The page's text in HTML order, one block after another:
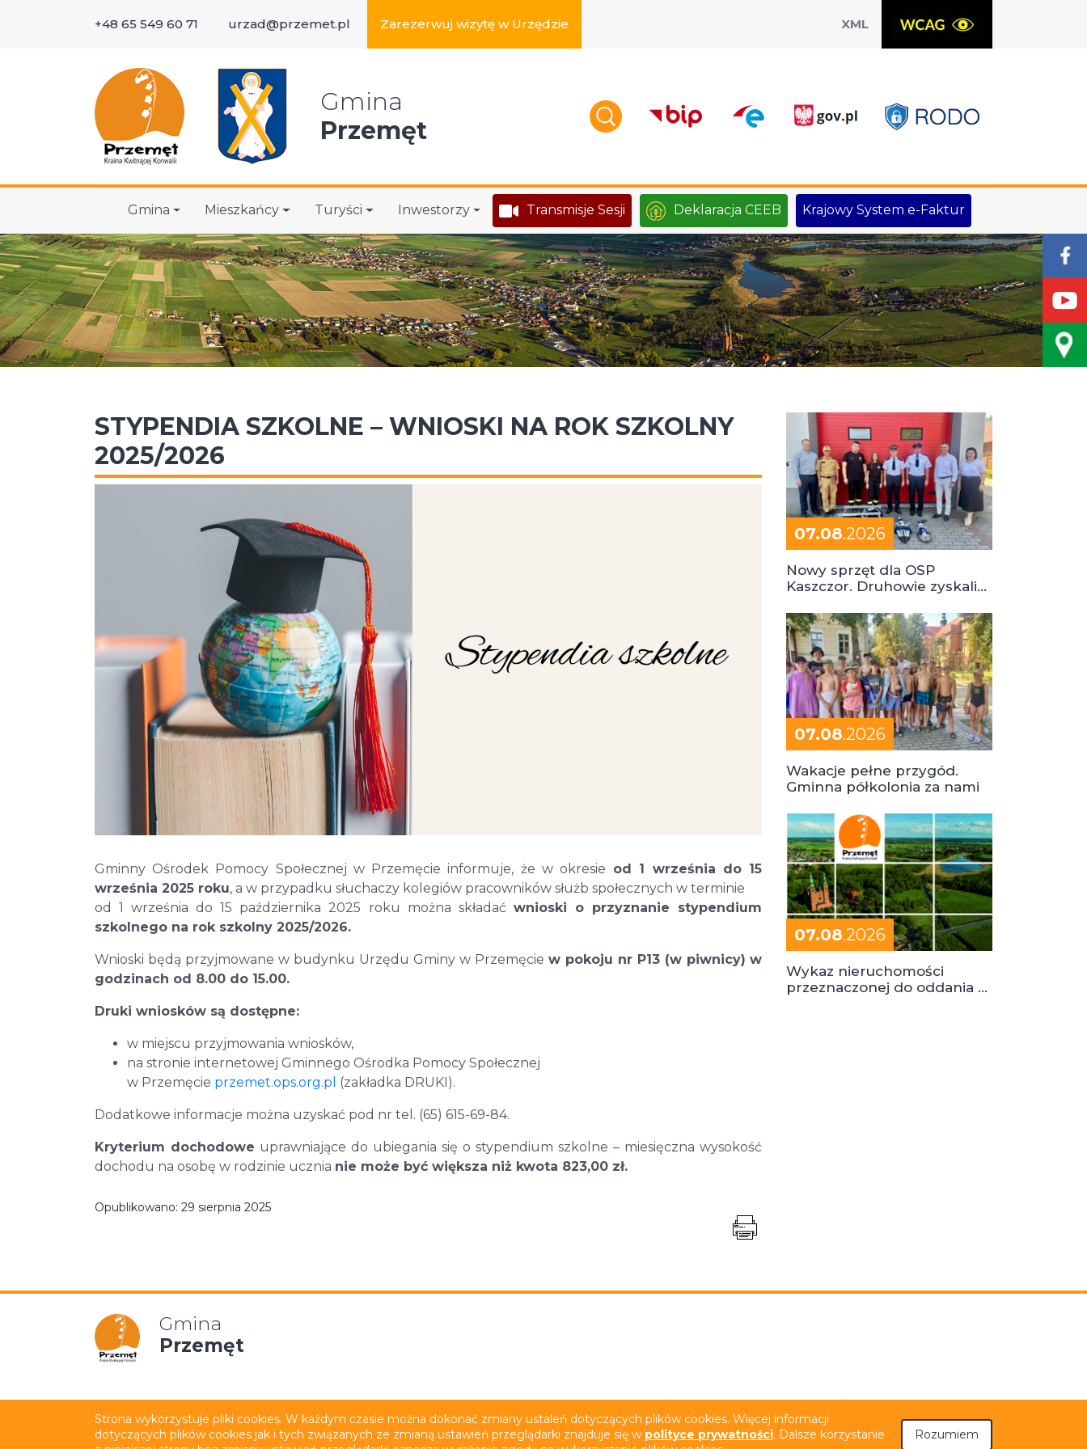
+48 65 549 60 71 urzad@przemet.pl Zarezerwuj wizytę w Urzędzie XML
Gmina
Przemęt
Gmina Mieszkańcy Turyści Inwestorzy Transmisje Sesji Deklaracja CEEB Krajowy System e-Faktur
STYPENDIA SZKOLNE – WNIOSKI NA ROK SZKOLNY
2025/2026
Gminny Ośrodek Pomocy Społecznej w Przemęcie informuje, że w okresie od 1 września do 15
września 2025 roku, a w przypadku słuchaczy kolegiów pracowników służb społecznych w terminie
od 1 września do 15 października 2025 roku można składać wnioski o przyznanie stypendium
szkolnego na rok szkolny 2025/2026.
Wnioski będą przyjmowane w budynku Urzędu Gminy w Przemęcie w pokoju nr P13 (w piwnicy) w
godzinach od 8.00 do 15.00.
Druki wniosków są dostępne:
w miejscu przyjmowania wniosków,
na stronie internetowej Gminnego Ośrodka Pomocy Społecznej
w Przemęcie przemet.ops.org.pl (zakładka DRUKI).
Dodatkowe informacje można uzyskać pod nr tel. (65) 615-69-84.
Kryterium dochodowe uprawniające do ubiegania się o stypendium szkolne – miesięczna wysokość
dochodu na osobę w rodzinie ucznia nie może być większa niż kwota 823,00 zł.
Opublikowano: 29 sierpnia 2025
07.08.2026
Nowy sprzęt dla OSP
Kaszczor. Druhowie zyskali
07.08.2026
Wakacje pełne przygód.
Gminna półkolonia za nami
07.08.2026
Wykaz nieruchomości
przeznaczonej do oddania w
Gmina
Przemęt
Mapa strony Polityka prywatności Deklaracja dostępności Film z tłumaczeniem PJM Tekst łatwy do czytania (ETR)
Wyszukaj w serwisie
Strona wykorzystuje pliki cookies. W każdym czasie można dokonać zmiany ustaleń dotyczących plików cookies. Więcej informacji
dotyczących plików cookies jak i tych związanych ze zmianą ustawień przeglądarki znajduje się w polityce prywatności. Dalsze korzystanie
Rozumiem